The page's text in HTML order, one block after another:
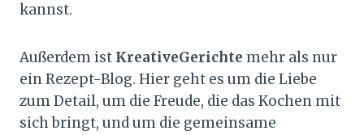
kannst.
Außerdem ist KreativeGerichte mehr als nur
ein Rezept-Blog. Hier geht es um die Liebe
zum Detail, um die Freude, die das Kochen mit
sich bringt, und um die gemeinsame